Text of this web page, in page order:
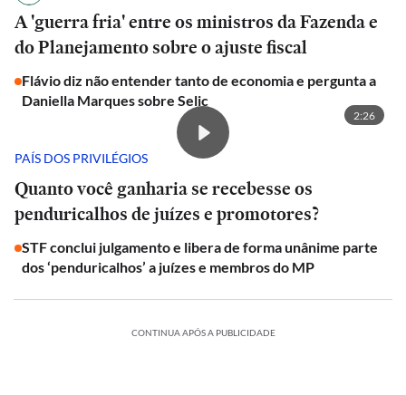
A 'guerra fria' entre os ministros da Fazenda e
do Planejamento sobre o ajuste fiscal
Flávio diz não entender tanto de economia e pergunta a
Daniella Marques sobre Selic
2:26
PAÍS DOS PRIVILÉGIOS
Quanto você ganharia se recebesse os
penduricalhos de juízes e promotores?
STF conclui julgamento e libera de forma unânime parte
dos ‘penduricalhos’ a juízes e membros do MP
CONTINUA APÓS A PUBLICIDADE